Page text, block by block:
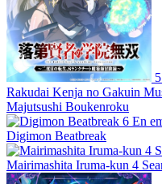
5
Rakudai Kenja no Gakuin
Majutsushi Boukenroku
6 En
Digimon Beatbreak
Mairimashita Iruma-kun 4